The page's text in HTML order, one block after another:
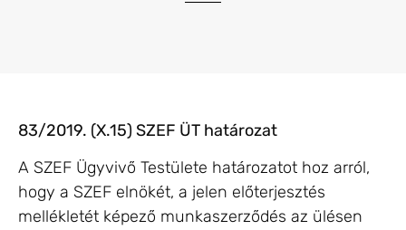
83/2019. (X.15) SZEF ÜT határozat
A SZEF Ügyvivő Testülete határozatot hoz arról,
hogy a SZEF elnökét, a jelen előterjesztés
mellékletét képező munkaszerződés az ülésen